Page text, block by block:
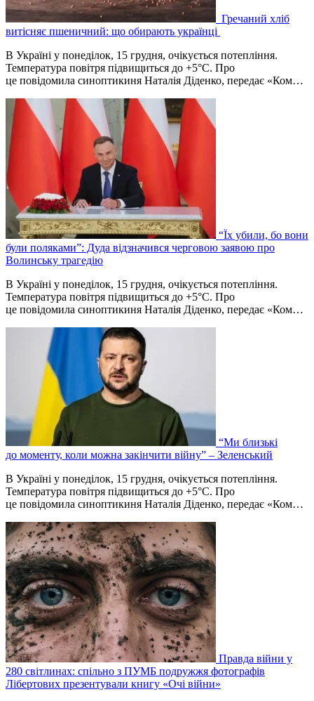
Гречаний хліб
витісняє пшеничний: що обирають українці
В Україні у понеділок, 15 грудня, очікується потепління.
Температура повітря підвищиться до +5°C. Про
це повідомила синоптикиня Наталія Діденко, передає «Ком…
“Їх убили, бо вони
були поляками”: Дуда відзначився черговою заявою про
Волинську трагедію
В Україні у понеділок, 15 грудня, очікується потепління.
Температура повітря підвищиться до +5°C. Про
це повідомила синоптикиня Наталія Діденко, передає «Ком…
“Ми близькі
до моменту, коли можна закінчити війну” – Зеленський
В Україні у понеділок, 15 грудня, очікується потепління.
Температура повітря підвищиться до +5°C. Про
це повідомила синоптикиня Наталія Діденко, передає «Ком…
Правда війни у
280 світлинах: спільно з ПУМБ подружжя фотографів
Лібертових презентували книгу «Очі війни»